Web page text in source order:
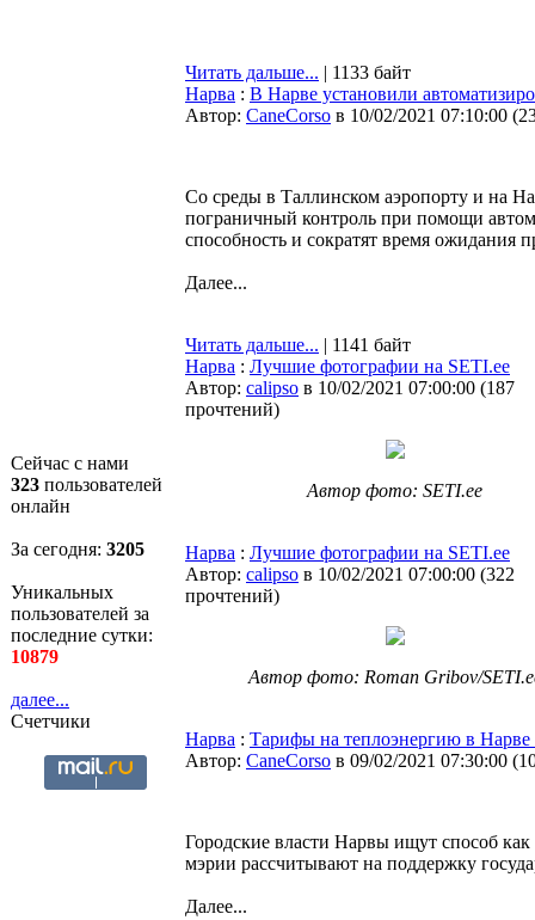
Сейчас с нами
323 пользователей
онлайн
За сегодня: 3205
Уникальных
пользователей за
последние сутки:
10879
далее...
Счетчики
Читать дальше... | 1133 байт
Нарва : В Нарве установили
Автор: CaneCorso в 10/02/2021 07:10:00 (
Со среды в Таллинском аэропорту и на
пограничный контроль при помощи
способность и сократят время ожидания
Далее...
Читать дальше... | 1141 байт
Нарва : Лучшие фотографии на SETI.ee
Автор: calipso в 10/02/2021 07:00:00 (187
прочтений)
Автор фото: SETI.ee
Нарва : Лучшие фотографии на SETI.ee
Автор: calipso в 10/02/2021 07:00:00 (322
прочтений)
Автор фото: Roman Gribov/
Нарва : Тарифы на теплоэнергию в Нарве
Автор: CaneCorso в 09/02/2021 07:30:00 (
Городские власти Нарвы ищут способ
мэрии рассчитывают на поддержку
Далее...